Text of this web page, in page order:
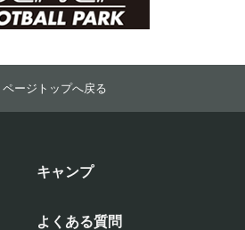
ページトップへ戻る
キャンプ
よくある質問